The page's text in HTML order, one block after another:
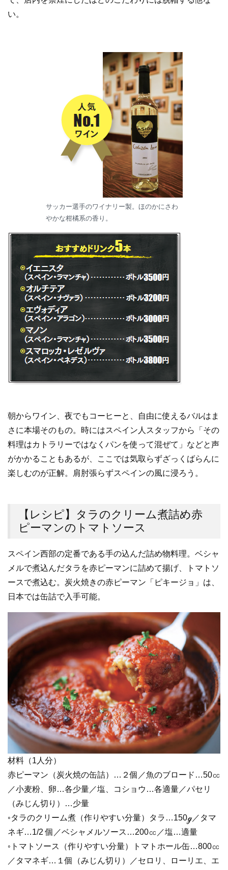
い。
サッカー選手のワイナリー製。ほのかにさわ
やかな柑橘系の香り。
朝からワイン、夜でもコーヒーと、自由に使えるバルはま
さに本場そのもの。時にはスペイン人スタッフから「その
料理はカトラリーではなくパンを使って混ぜて」などと声
がかかることもあるが、ここでは気取らずざっくばらんに
楽しむのが正解。肩肘張らずスペインの風に浸ろう。
【レシピ】タラのクリーム煮詰め赤
ピーマンのトマトソース
スペイン西部の定番である手の込んだ詰め物料理。ベシャ
メルで煮込んだタラを赤ピーマンに詰めて揚げ、トマトソ
ースで煮込む。炭火焼きの赤ピーマン「ピキージョ」は、
日本では缶詰で入手可能。
材料（1人分）
赤ピーマン（炭火焼の缶詰）…２個／魚のブロード…50㏄
／小麦粉、卵…各少量／塩、コショウ…各適量／パセリ
（みじん切り）…少量
◦タラのクリーム煮（作りやすい分量）タラ…150ℊ／タマ
ネギ…1/2 個／ベシャメルソース…200㏄／塩…適量
◦トマトソース（作りやすい分量）トマトホール缶…800㏄
／タマネギ…１個（みじん切り）／セロリ、ローリエ、エ